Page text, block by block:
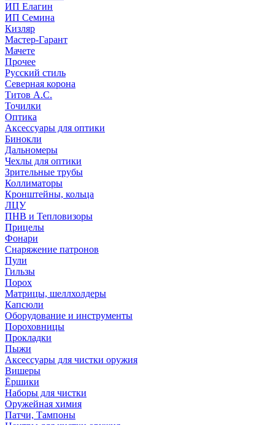
ИП Елагин
ИП Семина
Кизляр
Мастер-Гарант
Мачете
Прочее
Русский стиль
Северная корона
Титов А.С.
Точилки
Оптика
Аксессуары для оптики
Бинокли
Дальномеры
Чехлы для оптики
Зрительные трубы
Коллиматоры
Кронштейны, кольца
ЛЦУ
ПНВ и Тепловизоры
Прицелы
Фонари
Снаряжение патронов
Пули
Гильзы
Порох
Матрицы, шеллхолдеры
Капсюли
Оборудование и инструменты
Пороховницы
Прокладки
Пыжи
Аксессуары для чистки оружия
Вишеры
Ёршики
Наборы для чистки
Оружейная химия
Патчи, Тампоны